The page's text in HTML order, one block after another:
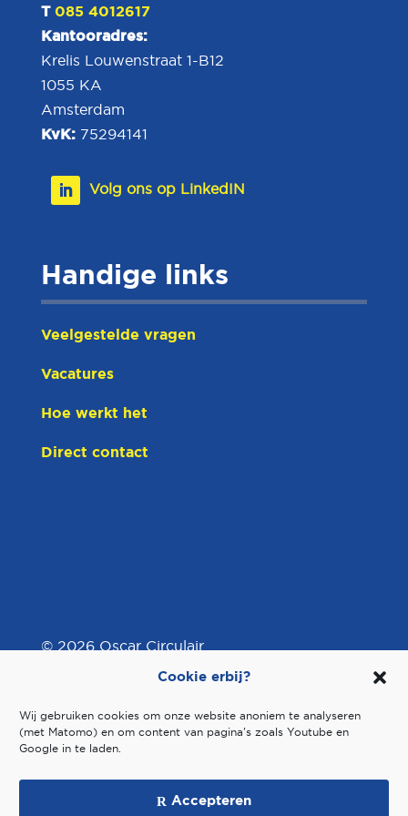
Cookie erbij?
Wij gebruiken cookies om onze website anoniem te analyseren
(met Matomo) en om content van pagina's zoals Youtube en
Google in te laden.
Accepteren
T 085 4012617
Kantooradres:
Krelis Louwenstraat 1-B12
1055 KA
Amsterdam
KvK:75294141
Handige links
Veelgestelde vragen
Vacatures
Hoe werkt het
Direct contact
© 2026 Oscar Circulair
Site met doorRoadbear Studios|
privacybeleid cookiebeleid